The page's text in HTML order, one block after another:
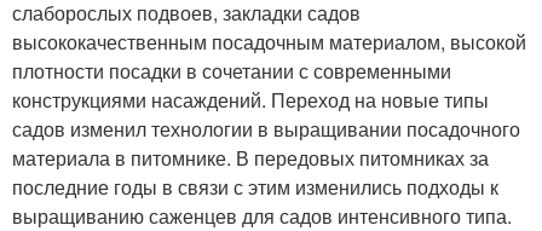
слаборослых подвоев, закладки садов
высококачественным посадочным материалом, высокой
плотности посадки в сочетании с современными
конструкциями насаждений. Переход на новые типы
садов изменил технологии в выращивании посадочного
материала в питомнике. В передовых питомниках за
последние годы в связи с этим изменились подходы к
выращиванию саженцев для садов интенсивного типа.